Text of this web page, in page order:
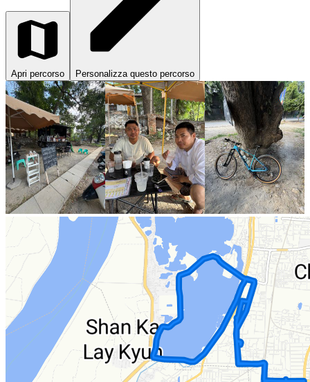
Apri percorso Personalizza questo percorso